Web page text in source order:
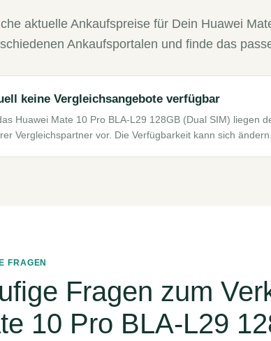
aktuelle Ankaufspreise für Dein Huawei
Ankaufsportalen und finde das
keine Vergleichsangebote verfügbar
Huawei Mate 10 Pro BLA-L29 128GB (Dual SIM) liegen
Vergleichspartner vor. Die Verfügbarkeit kann sich ändern.
FRAGEN
Fragen zum
10 Pro BLA-L29